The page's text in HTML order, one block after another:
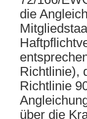
die
Richtlinie),
Richtlinie
über die